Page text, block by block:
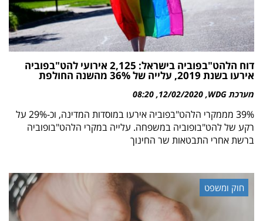
דוח הלהט"בפוביה בישראל: 2,125 אירועי להט"בפוביה
אירעו בשנת 2019, עלייה של 36% מהשנה החולפת
מערכת WDG 12/02/2020
08:20
39% מממקרי הלהט"בפוביה אירעו במוסדות המדינה, וכ-29% על
רקע של להט"בופוביה במשפחה. עלייה במקרי הלהט"בופוביה
ברשת אחרי התבטאות שר החינוך
חוק ומשפט